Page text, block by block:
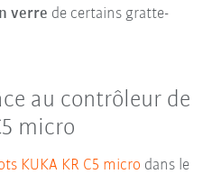
verre de certains gratte-
au contrôleur de
micro
KUKA KR C5 micro dans le